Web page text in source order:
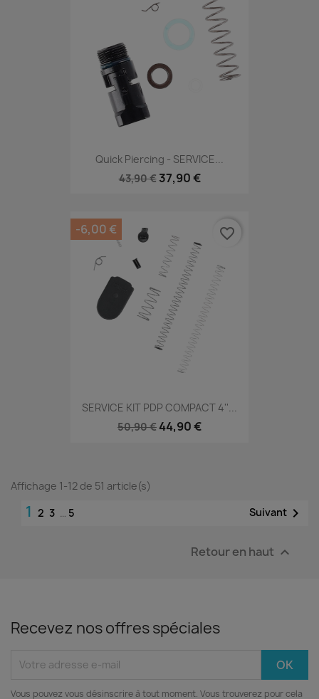
Quick Piercing - SERVICE...
43,90 € 37,90 €
SERVICE KIT PDP COMPACT 4''...
50,90 € 44,90 €
-6,00 € favorite_border
Affichage 1-12 de 51 article(s)
1 2 3 5 Suivant 
Retour en haut 
Recevez nos offres spéciales
Vous pouvez vous désinscrire à tout moment. Vous trouverez pour cela